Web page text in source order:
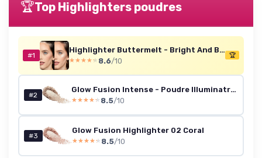
🏆Top Highlighters poudres
#1
Highlighter Buttermelt - Bright And Butta 05
★★★★★
★★★★★ 8.6/10
🏆
#2
Glow Fusion Intense - Poudre Illuminatrice 01 Champagne
★★★★★
★★★★★ 8.5/10
#3
Glow Fusion Highlighter 02 Coral
★★★★★
★★★★★ 8.5/10